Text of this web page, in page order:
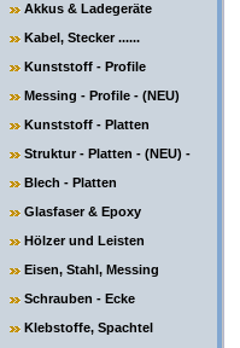
Akkus & Ladegeräte
Kabel, Stecker ......
Kunststoff - Profile
Messing - Profile - (NEU)
Kunststoff - Platten
Struktur - Platten - (NEU) -
Blech - Platten
Glasfaser & Epoxy
Hölzer und Leisten
Eisen, Stahl, Messing
Schrauben - Ecke
Klebstoffe, Spachtel